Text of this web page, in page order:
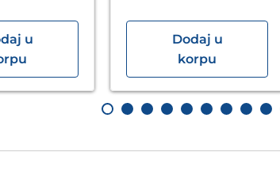
u
Dodaj u
korpu